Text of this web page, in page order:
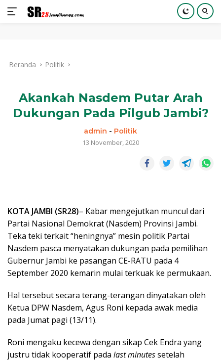
kontenBeranda Politik
Akankah Nasdem Putar Arah
Dukungan Pada Pilgub Jambi?
admin - Politik
13 November, 2020
KOTA JAMBI (SR28)– Kabar mengejutkan muncul dari
Partai Nasional Demokrat (Nasdem) Provinsi Jambi.
Teka teki terkait “heningnya” mesin politik Partai
Nasdem pasca menyatakan dukungan pada pemilihan
Gubernur Jambi ke pasangan CE-RATU pada 4
September 2020 kemarin mulai terkuak ke permukaan.
Hal tersebut secara terang-terangan dinyatakan oleh
Ketua DPW Nasdem, Agus Roni kepada awak media
pada Jumat pagi (13/11).
Roni mengaku kecewa dengan sikap Cek Endra yang
justru tidak kooperatif pada last minutessetelah